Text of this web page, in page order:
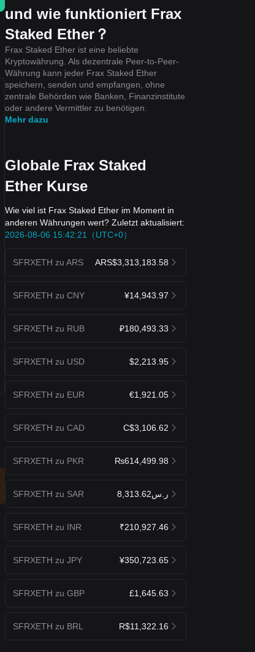
und wie funktioniert Frax
Staked Ether？
Frax Staked Ether ist eine beliebte
Kryptowährung. Als dezentrale Peer-to-Peer-
Währung kann jeder Frax Staked Ether
speichern, senden und empfangen, ohne
zentrale Behörden wie Banken, Finanzinstitute
oder andere Vermittler zu benötigen.
Mehr dazu
Globale Frax Staked
Ether Kurse
Wie viel ist Frax Staked Ether im Moment in
anderen Währungen wert? Zuletzt aktualisiert:
2026-08-06 15:42:21（UTC+0）
SFRXETH zu ARS ARS$3,313,183.58
SFRXETH zu CNY ¥14,943.97
SFRXETH zu RUB ₽180,493.33
SFRXETH zu USD $2,213.95
SFRXETH zu EUR €1,921.05
SFRXETH zu CAD C$3,106.62
SFRXETH zu PKR ₨614,499.98
SFRXETH zu SAR ر.س8,313.62
SFRXETH zu INR ₹210,927.46
SFRXETH zu JPY ¥350,723.65
SFRXETH zu GBP £1,645.63
SFRXETH zu BRL R$11,322.16